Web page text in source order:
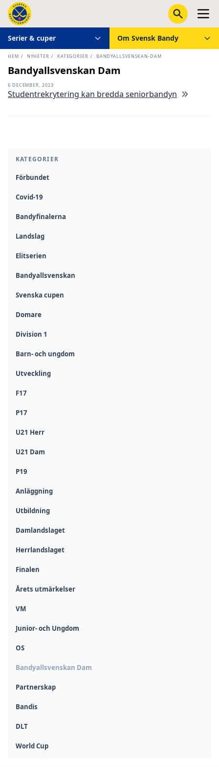
Serier & cuper Om Svensk Bandy
HEM / NYHETER / KATEGORIER / BANDYALLSVENSKAN-DAM
KATEGORIER
Förbundet
Covid-19
Bandyfinalerna
Landslag
Elitserien
Bandyallsvenskan
Svenska cupen
Domare
Division 1
Barn- och ungdom
Utveckling
F17
P17
U21 Herr
U21 Dam
P19
Anläggning
Utbildning
Damlandslaget
Herrlandslaget
Finalen
Årets utmärkelser
VM
Junior- och Ungdom
OS
Bandyallsvenskan Dam
Partnerskap
Bandis
DLT
World Cup
Bandyallsvenskan Dam
6 DECEMBER, 2023
Studentrekrytering kan bredda seniorbandyn